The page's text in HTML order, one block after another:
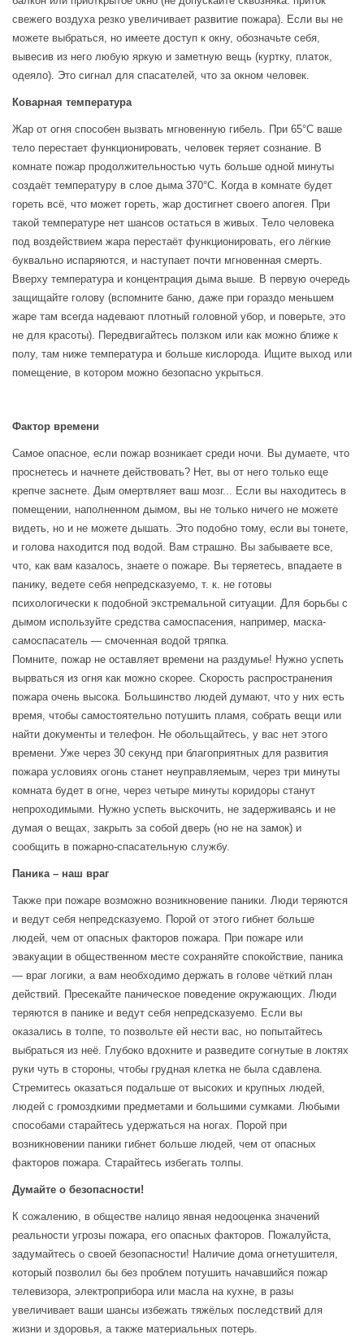
свежего воздуха резко увеличивает развитие пожара). Если вы не
можете выбраться, но имеете доступ к окну, обозначьте себя,
вывесив из него любую яркую и заметную вещь (куртку, платок,
одеяло). Это сигнал для спасателей, что за окном человек.
Коварная температура
Жар от огня способен вызвать мгновенную гибель. При 65°С ваше
тело перестает функционировать, человек теряет сознание. В
комнате пожар продолжительностью чуть больше одной минуты
создаёт температуру в слое дыма 370°С. Когда в комнате будет
гореть всё, что может гореть, жар достигнет своего апогея. При
такой температуре нет шансов остаться в живых. Тело человека
под воздействием жара перестаёт функционировать, его лёгкие
буквально испаряются, и наступает почти мгновенная смерть.
Вверху температура и концентрация дыма выше. В первую очередь
защищайте голову (вспомните баню, даже при гораздо меньшем
жаре там всегда надевают плотный головной убор, и поверьте, это
не для красоты). Передвигайтесь ползком или как можно ближе к
полу, там ниже температура и больше кислорода. Ищите выход или
помещение, в котором можно безопасно укрыться.
Фактор времени
Самое опасное, если пожар возникает среди ночи. Вы думаете, что
проснетесь и начнете действовать? Нет, вы от него только еще
крепче заснете. Дым омертвляет ваш мозг... Если вы находитесь в
помещении, наполненном дымом, вы не только ничего не можете
видеть, но и не можете дышать. Это подобно тому, если вы тонете,
и голова находится под водой. Вам страшно. Вы забываете все,
что, как вам казалось, знаете о пожаре. Вы теряетесь, впадаете в
панику, ведете себя непредсказуемо, т. к. не готовы
психологически к подобной экстремальной ситуации. Для борьбы с
дымом используйте средства самоспасения, например, маска-
самоспасатель — смоченная водой тряпка.
Помните, пожар не оставляет времени на раздумье! Нужно успеть
вырваться из огня как можно скорее. Скорость распространения
пожара очень высока. Большинство людей думают, что у них есть
время, чтобы самостоятельно потушить пламя, собрать вещи или
найти документы и телефон. Не обольщайтесь, у вас нет этого
времени. Уже через 30 секунд при благоприятных для развития
пожара условиях огонь станет неуправляемым, через три минуты
комната будет в огне, через четыре минуты коридоры станут
непроходимыми. Нужно успеть выскочить, не задерживаясь и не
думая о вещах, закрыть за собой дверь (но не на замок) и
сообщить в пожарно-спасательную службу.
Паника – наш враг
Также при пожаре возможно возникновение паники. Люди теряются
и ведут себя непредсказуемо. Порой от этого гибнет больше
людей, чем от опасных факторов пожара. При пожаре или
эвакуации в общественном месте сохраняйте спокойствие, паника
— враг логики, а вам необходимо держать в голове чёткий план
действий. Пресекайте паническое поведение окружающих. Люди
теряются в панике и ведут себя непредсказуемо. Если вы
оказались в толпе, то позвольте ей нести вас, но попытайтесь
выбраться из неё. Глубоко вдохните и разведите согнутые в локтях
руки чуть в стороны, чтобы грудная клетка не была сдавлена.
Стремитесь оказаться подальше от высоких и крупных людей,
людей с громоздкими предметами и большими сумками. Любыми
способами старайтесь удержаться на ногах. Порой при
возникновении паники гибнет больше людей, чем от опасных
факторов пожара. Старайтесь избегать толпы.
Думайте о безопасности!
К сожалению, в обществе налицо явная недооценка значений
реальности угрозы пожара, его опасных факторов. Пожалуйста,
задумайтесь о своей безопасности! Наличие дома огнетушителя,
который позволил бы без проблем потушить начавшийся пожар
телевизора, электроприбора или масла на кухне, в разы
увеличивает ваши шансы избежать тяжёлых последствий для
жизни и здоровья, а также материальных потерь.